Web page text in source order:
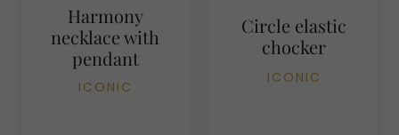
Harmony
necklace with
pendant
ICONIC
Circle elastic
chocker
ICONIC